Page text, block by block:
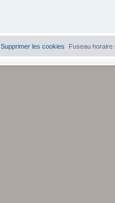
Fuseau horaire
Supprimer les cookies